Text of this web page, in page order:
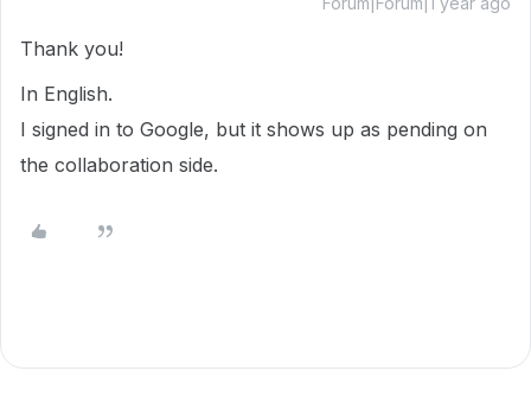
Thank you!
In English.
I signed in to Google, but it shows up as pending on
the collaboration side.